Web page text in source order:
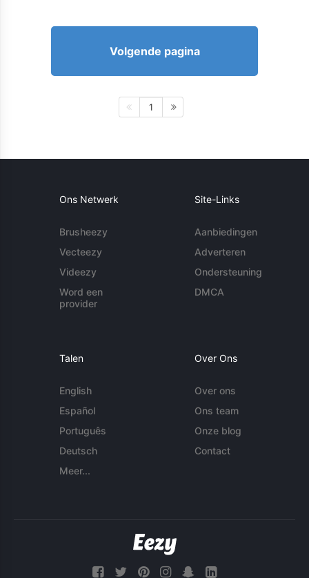
Volgende pagina
1
Ons Netwerk
Brusheezy
Vecteezy
Videezy
Word een
provider
Site-Links
Aanbiedingen
Adverteren
Ondersteuning
DMCA
Talen
English
Español
Português
Deutsch
Meer...
Over Ons
Over ons
Ons team
Onze blog
Contact